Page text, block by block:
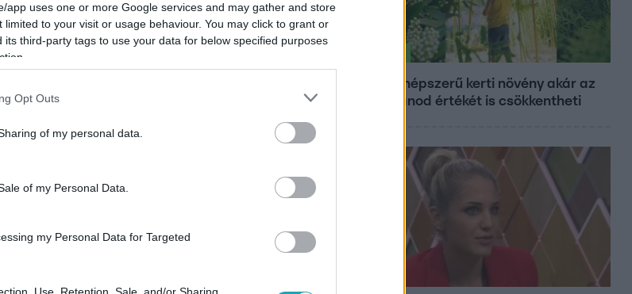
app uses one or more Google services and may gather and store
limited to your visit or usage behaviour. You may click to grant or
its third-party tags to use your data for below specified purposes
Opt Outs
of my personal data.
of my Personal Data.
my Personal Data for Targeted
Íme a toplista első öt
Ez a 3 népszerű kerti növény akár az
ingatlanod értékét is csökkentheti